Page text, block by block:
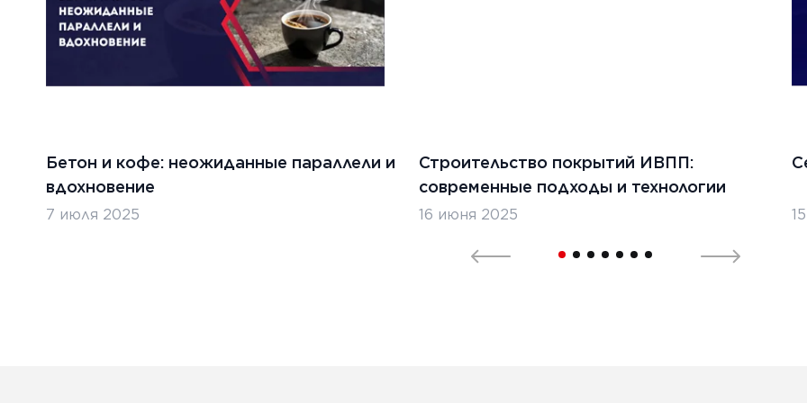
Бетон и кофе: неожиданные параллели и
вдохновение
7 июля 2025
Строительство покрытий ИВПП:
современные подходы и технологии
16 июня 2025